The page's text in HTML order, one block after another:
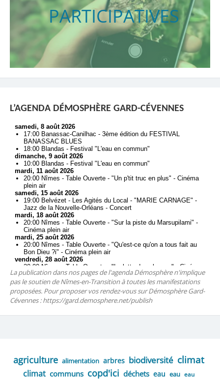
PARTICIPATIVES
L’AGENDA DÉMOSPHÈRE GARD-CÉVENNES
La publication dans nos pages de l'agenda Démosphère n'implique
pas le soutien de Nîmes-en-Transition à toutes les manifestations
proposées. Pour proposer vos rendez-vous sur Démosphère Gard-
Cévennes : https://gard.demosphere.net/publish
agriculture alimentation arbres biodiversité climat
climat communs copd'ici déchets eau eau eau